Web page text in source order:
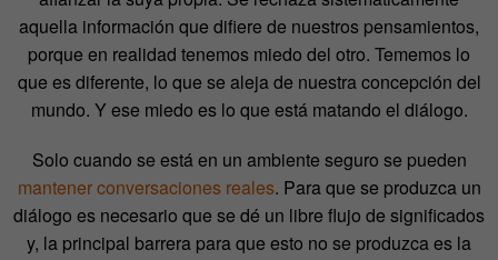
aquella información que difiere de nuestros pensamientos,
porque en realidad tenemos miedo del otro. Tememos lo
que es diferente, lo que se aleja de nuestra concepción del
mundo. Y ese miedo es lo que está matando el diálogo.
Solo cuando se está en un ambiente seguro se pueden
mantener conversaciones reales. Para que se produzca un
diálogo es necesario que se dé un libre flujo de significados
y, la principal barrera para que esto no se produzca es la